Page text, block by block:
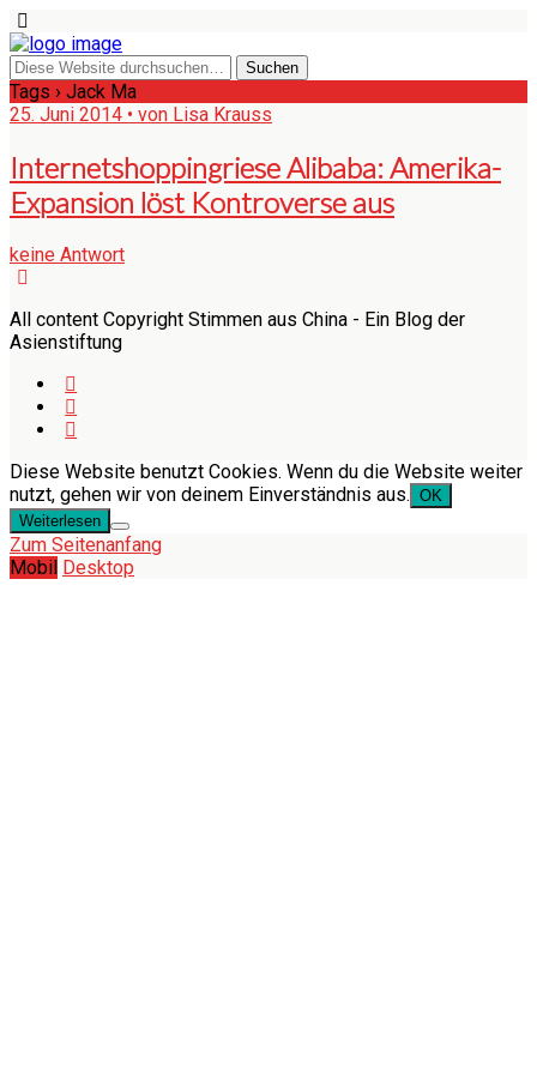
Tags › Jack Ma
25. Juni 2014 • von Lisa Krauss
Internetshoppingriese Alibaba: Amerika-
Expansion löst Kontroverse aus
keine Antwort
All content Copyright Stimmen aus China - Ein Blog der
Asienstiftung
Diese Website benutzt Cookies. Wenn du die Website weiter
nutzt, gehen wir von deinem Einverständnis aus. OK
Weiterlesen
Zum Seitenanfang
Mobil Desktop